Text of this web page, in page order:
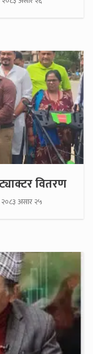
वितरण
२०८३ असार २५